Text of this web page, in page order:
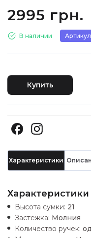
2995 грн.
В наличии
Купить
Характеристики
Характеристики
Высота сумки: 21
Застежка: Молния
Количество ручек: